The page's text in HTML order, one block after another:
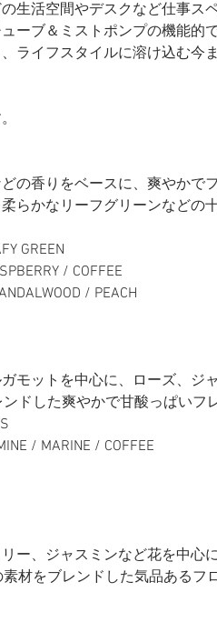
生活空間やデスクなど仕事ス
ーブ＆ミストポンプの機能的
ライフスタイルに溶け込む今
の香りをベースに、爽やかで
らかなリーフグリーンなどの
GREEN
/ COFFEE
/ PEACH
モットを中心に、ローズ、ジャ
ドした爽やかで甘酸っぱいフ
/ MARINE / COFFEE
ー、ジャスミンなど花を中心に
材をブレンドした気品あるフ